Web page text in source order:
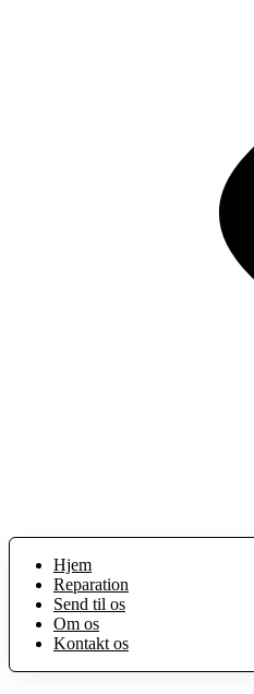
Hjem
Reparation
Send til os
Om os
Kontakt os